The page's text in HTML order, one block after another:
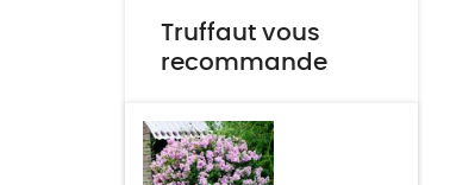
Truffaut vous
recommande